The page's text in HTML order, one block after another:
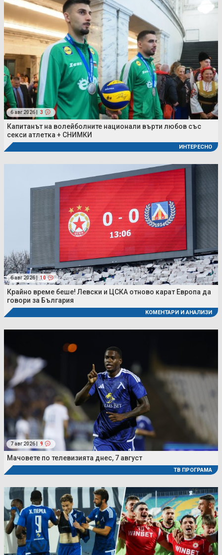
6 авг 2026 | 3
Капитанът на волейболните национали върти любов със
секси атлетка + СНИМКИ
ИНТЕРЕСНО
6 авг 2026 | 10
Крайно време беше! Левски и ЦСКА отново карат Европа да
говори за България
КОМЕНТАРИ И АНАЛИЗИ
7 авг 2026 | 9
Мачовете по телевизията днес, 7 август
ТВ ПРОГРАМА